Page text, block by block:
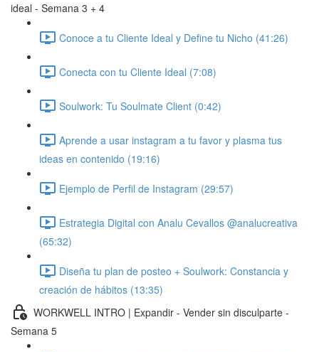
ideal - Semana 3 + 4
Conoce a tu Cliente Ideal y Define tu Nicho (41:26)
Conecta con tu Cliente Ideal (7:08)
Soulwork: Tu Soulmate Client (0:42)
Aprende a usar instagram a tu favor y plasma tus
ideas en contenido (19:16)
Ejemplo de Perfil de Instagram (29:57)
Estrategia Digital con Analu Cevallos @analucreativa
(65:32)
Diseña tu plan de posteo + Soulwork: Constancia y
creación de hábitos (13:35)
WORKWELL INTRO | Expandir - Vender sin disculparte -
Semana 5